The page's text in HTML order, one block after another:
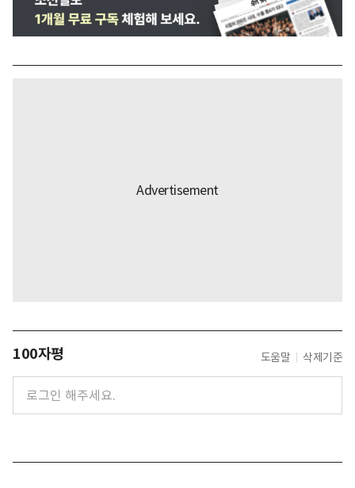
100자평 도움말 삭제기준